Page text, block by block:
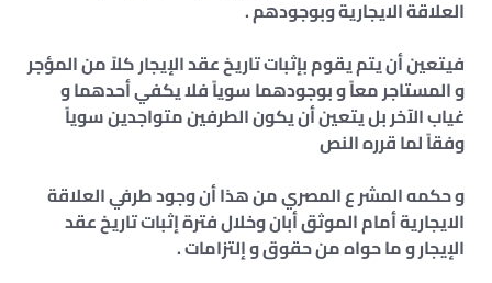
العلاقة الايجارية وبوجودهم .
فيتعين أن يتم يقوم بإثبات تاريخ عقد الإيجار كلاً من المؤجر
و المستاجر معاً و بوجودهما سوياً فلا يكفي أحدهما و
غياب الآخر بل يتعين أن يكون الطرفين متواجدين سوياً
وفقاً لما قرره النص
و حكمه المشر ع المصري من هذا أن وجود طرفي العلاقة
الايجارية أمام الموثق أبان وخلال فترة إثبات تاريخ عقد
الإيجار و ما حواه من حقوق و إلتزامات .